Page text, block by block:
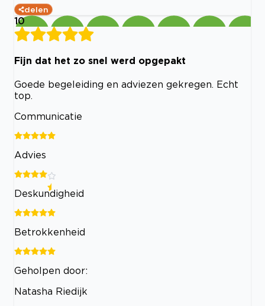
delen
10
Fijn dat het zo snel werd opgepakt
Goede begeleiding en adviezen gekregen. Echt
top.
Communicatie
Advies
Deskundigheid
Betrokkenheid
Geholpen door:
Natasha Riedijk